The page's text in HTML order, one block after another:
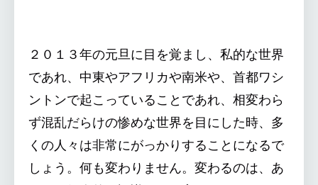
２０１３年の元旦に目を覚まし、私的な世界
であれ、中東やアフリカや南米や、首都ワシ
ントンで起こっていることであれ、相変わら
ず混乱だらけの惨めな世界を目にした時、多
くの人々は非常にがっかりすることになるで
しょう。何も変わりません。変わるのは、あ